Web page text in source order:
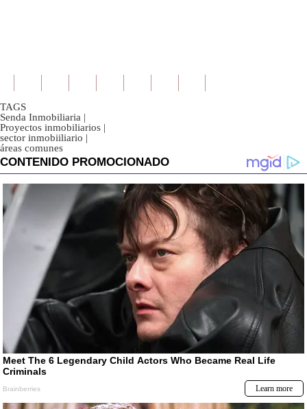
TAGS
Senda Inmobiliaria |
Proyectos inmobiliarios |
sector inmobiiliario |
áreas comunes